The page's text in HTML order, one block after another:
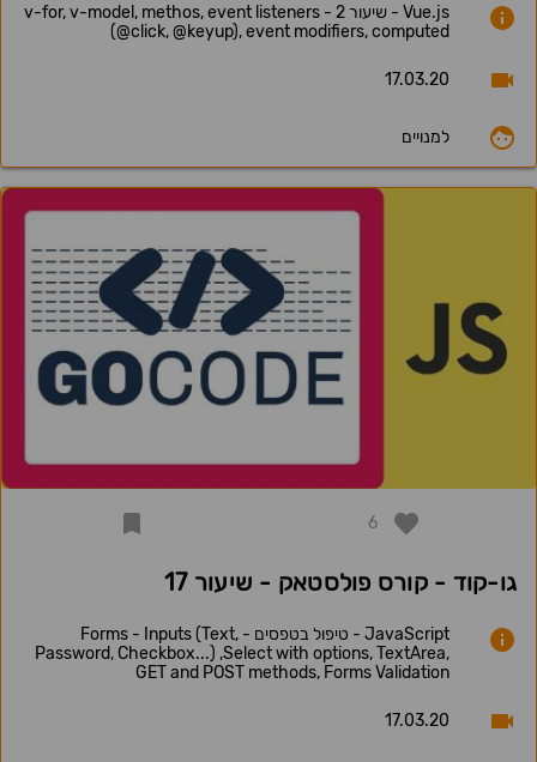
Vue.js - שיעור 2 - v-for, v-model, methos, event listeners
(@click, @keyup), event modifiers, computed
17.03.20
למנויים
6
גו-קוד - קורס פולסטאק - שיעור 17
JavaScript - טיפול בטפסים - Forms - Inputs (Text,
Password, Checkbox...) ,Select with options, TextArea,
GET and POST methods, Forms Validation
17.03.20